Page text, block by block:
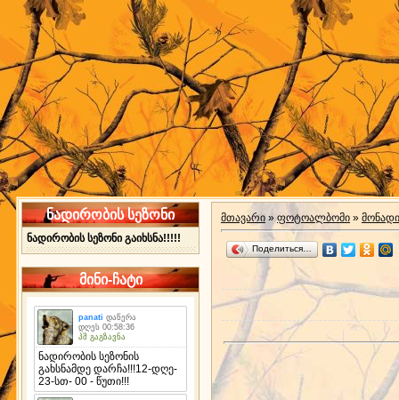
ნადირობის სეზონი
ნადირობის სეზონი გაიხსნა!!!!!
მინი-ჩატი
მთავარი » ფოტოალბომი »
Поделиться…